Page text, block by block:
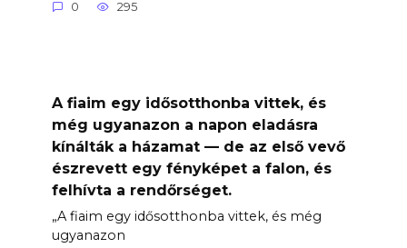
0 295
A fiaim egy idősotthonba vittek, és
még ugyanazon a napon eladásra
kínálták a házamat — de az első vevő
észrevett egy fényképet a falon, és
felhívta a rendőrséget.
„A fiaim egy idősotthonba vittek, és még
ugyanazon